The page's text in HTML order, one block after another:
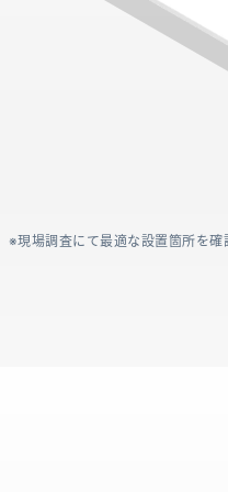
現場調査にて最適な設置箇所を確